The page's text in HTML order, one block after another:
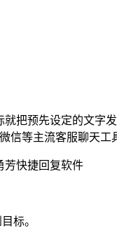
预先设定的文字
信等主流客服聊天工
标。